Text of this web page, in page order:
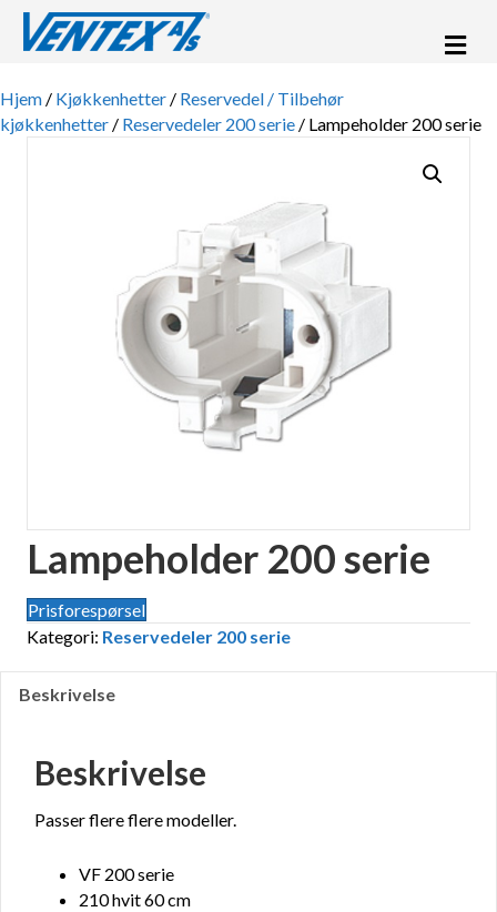
Hjem / Kjøkkenhetter / Reservedel / Tilbehør
kjøkkenhetter / Reservedeler 200 serie / Lampeholder 200 serie
Lampeholder 200 serie
Prisforespørsel
Kategori: Reservedeler 200 serie
Beskrivelse
Beskrivelse
Passer flere flere modeller.
VF 200 serie
210 hvit 60 cm